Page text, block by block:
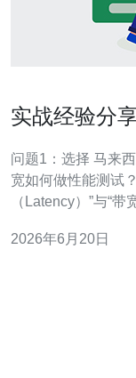
实战经验分
问题1：选择 马来
宽如何做性能测试
（Latency）”与“
次，注意单连接与
2026年6月20日